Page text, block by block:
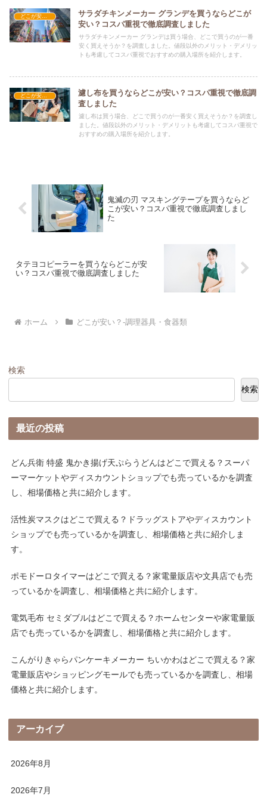
どこが安い？-調理器具・食器類
サラダチキンメーカー グランデを買うならどこが
安い？コスパ重視で徹底調査しました
サラダチキンメーカー グランデは買う場合、どこで買うのが一番
安く買えそうか？を調査しました。値段以外のメリット・デメリッ
トも考慮してコスパ重視でおすすめの購入場所を紹介します。
どこが安い？-調理器具・食器類
濾し布を買うならどこが安い？コスパ重視で徹底調
査しました
濾し布は買う場合、どこで買うのが一番安く買えそうか？を調査し
ました。値段以外のメリット・デメリットも考慮してコスパ重視で
おすすめの購入場所を紹介します。
鬼滅の刃 マスキングテープを買うならど
こが安い？コスパ重視で徹底調査しまし
た
タテヨコピーラーを買うならどこが安
い？コスパ重視で徹底調査しました
ホーム どこが安い？-調理器具・食器類
検索
検索
最近の投稿
どん兵衛 特盛 鬼かき揚げ天ぷらうどんはどこで買える？スーパ
ーマーケットやディスカウントショップでも売っているかを調査
し、相場価格と共に紹介します。
活性炭マスクはどこで買える？ドラッグストアやディスカウント
ショップでも売っているかを調査し、相場価格と共に紹介しま
す。
ポモドーロタイマーはどこで買える？家電量販店や文具店でも売
っているかを調査し、相場価格と共に紹介します。
電気毛布 セミダブルはどこで買える？ホームセンターや家電量販
店でも売っているかを調査し、相場価格と共に紹介します。
こんがりきゃらパンケーキメーカー ちいかわはどこで買える？家
電量販店やショッピングモールでも売っているかを調査し、相場
価格と共に紹介します。
アーカイブ
2026年8月
2026年7月